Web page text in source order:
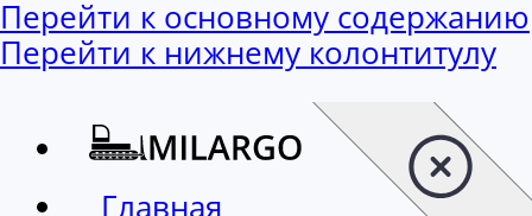
Перейти к основному содержанию
Перейти к нижнему колонтитулу
Главная